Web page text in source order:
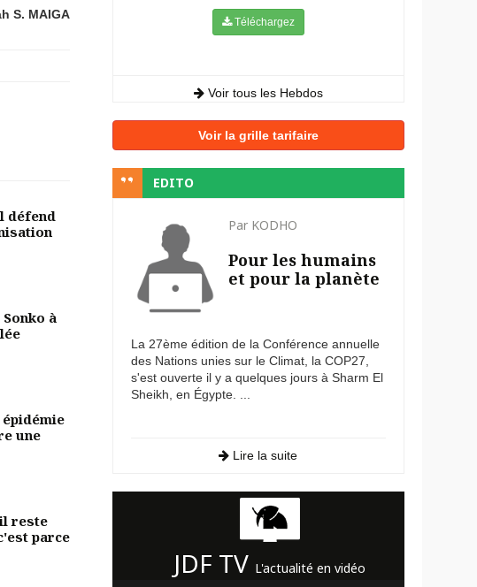
S. MAIGA
défend
Sonko à
épidémie
une
reste
parce
Téléchargez
Voir tous les Hebdos
Voir la grille tarifaire
EDITO
Par KODHO
Pour les humains
et pour la planète
La 27ème édition de la Conférence annuelle
des Nations unies sur le Climat, la COP27,
s'est ouverte il y a quelques jours à Sharm El
Sheikh, en Égypte. ...
Lire la suite
JDF TV L'actualité en vidéo